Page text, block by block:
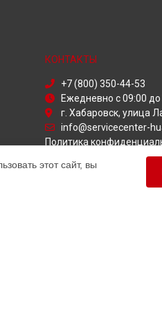
КОНТАКТЫ
+7 (800) 350-44-53
Ежедневно с 09:00 до
г. Хабаровск, улица
info@servicecenter-
Политика
Способы оплаты
этот сайт, вы